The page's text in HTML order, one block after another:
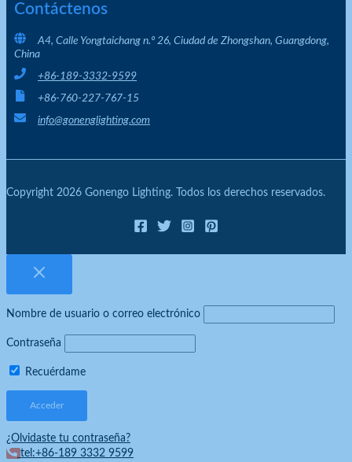
Contáctenos
A4, Calle Yongtaichang n.º 26, Ciudad de Zhongshan, Guangdong,
China
+86-189-3332-9599
+86-760-227-767-15
info@gonenglighting.com
Copyright 2026 Gonengo Lighting. Todos los derechos reservados.
Nombre de usuario o correo electrónico
Contraseña
Recuérdame
¿Olvidaste tu contraseña?
tel:+86-189 3332 9599